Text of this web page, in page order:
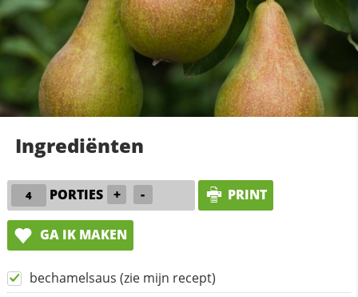
Ingrediënten
PORTIES + - PRINT
GA IK MAKEN
bechamelsaus (zie mijn recept)